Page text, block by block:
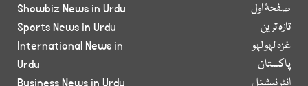
صفحۂ اول
تازہ ترین
غزہ لہو لہو
پاکستان
Showbiz News in Urdu
Sports News in Urdu
International News in
Urdu